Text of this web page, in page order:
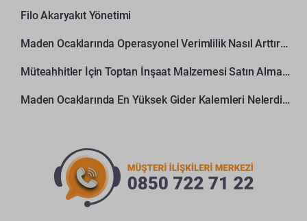
Filo Akaryakıt Yönetimi
Maden Ocaklarında Operasyonel Verimlilik Nasıl Arttırılır?
Müteahhitler İçin Toptan İnşaat Malzemesi Satın Alma Rehberi
Maden Ocaklarında En Yüksek Gider Kalemleri Nelerdir?